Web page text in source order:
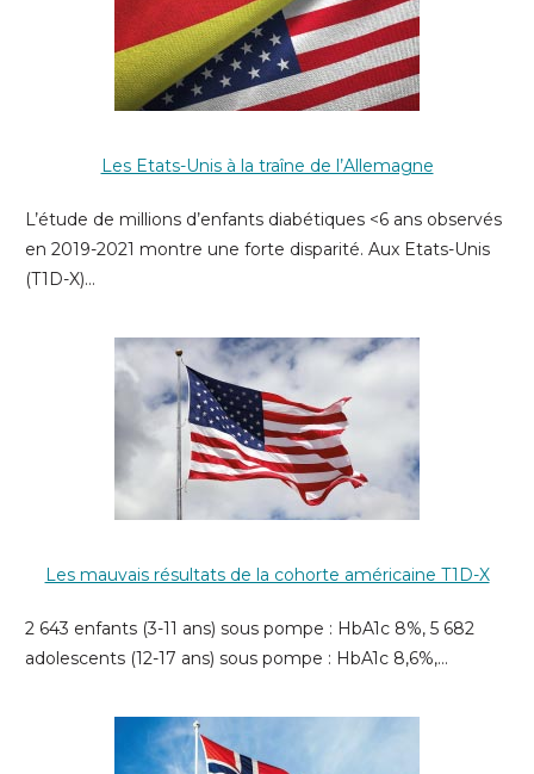
Les Etats-Unis à la traîne de l’Allemagne
L’étude de millions d’enfants diabétiques <6 ans observés
en 2019-2021 montre une forte disparité. Aux Etats-Unis
(T1D-X)…
Les mauvais résultats de la cohorte américaine T1D-X
2 643 enfants (3-11 ans) sous pompe : HbA1c 8%, 5 682
adolescents (12-17 ans) sous pompe : HbA1c 8,6%,…